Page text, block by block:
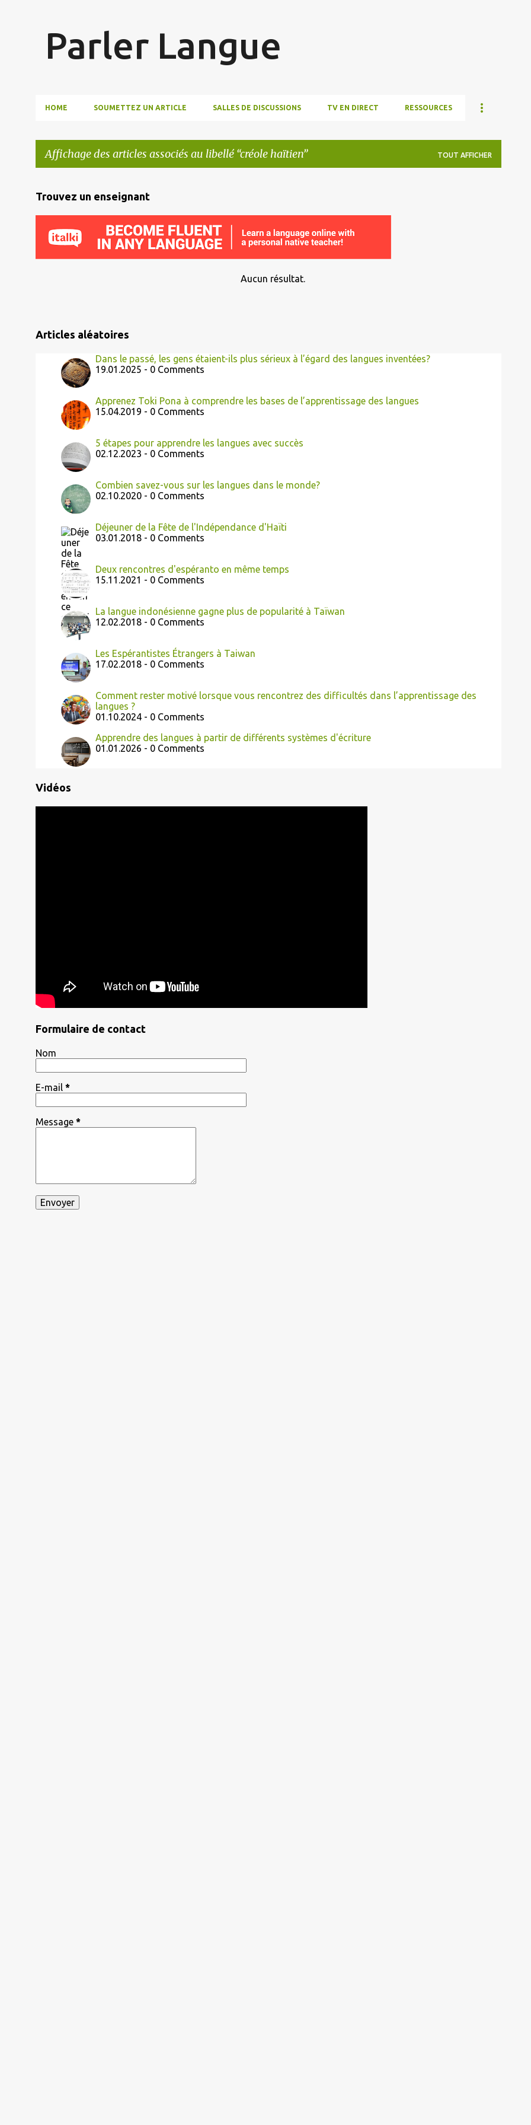
Parler Langue
HOME SOUMETTEZ UN ARTICLE SALLES DE DISCUSSIONS TV EN DIRECT RESSOURCES
Affichage des articles associés au libellé créole haïtien TOUT AFFICHER
A
r
c
Trouvez un enseignant
Aucun résultat.
Articles aléatoires
Dans le passé, les gens étaient-ils plus sérieux à l’égard des langues inventées?
19.01.2025 - 0 Comments
Apprenez Toki Pona à comprendre les bases de l’apprentissage des langues
15.04.2019 - 0 Comments
5 étapes pour apprendre les langues avec succès
02.12.2023 - 0 Comments
Combien savez-vous sur les langues dans le monde?
02.10.2020 - 0 Comments
Déjeuner de la Fête de l'Indépendance d'Haïti
03.01.2018 - 0 Comments
Deux rencontres d'espéranto en même temps
15.11.2021 - 0 Comments
La langue indonésienne gagne plus de popularité à Taïwan
12.02.2018 - 0 Comments
Les Espérantistes Étrangers à Taiwan
17.02.2018 - 0 Comments
Comment rester motivé lorsque vous rencontrez des difficultés dans l’apprentissage des
langues ?
01.10.2024 - 0 Comments
Apprendre des langues à partir de différents systèmes d'écriture
01.01.2026 - 0 Comments
Vidéos
Formulaire de contact
Nom
E-mail *
Message *